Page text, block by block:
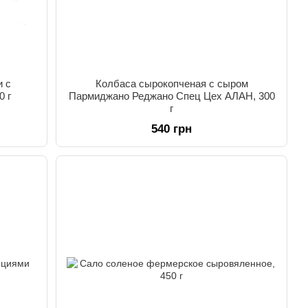
с
г
Колбаса сырокопченая с сыром
Пармиджано Реджано Спец Цех АЛАН, 300
г
540 грн